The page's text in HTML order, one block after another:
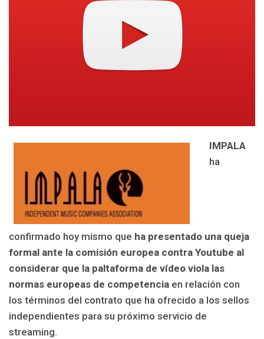
IMPALA
ha
confirmado hoy mismo que ha presentado una queja
formal ante la comisión europea contra Youtube al
considerar que la paltaforma de vídeo viola las
normas europeas de competencia en relación con
los términos del contrato que ha ofrecido a los sellos
independientes para su próximo servicio de
streaming.